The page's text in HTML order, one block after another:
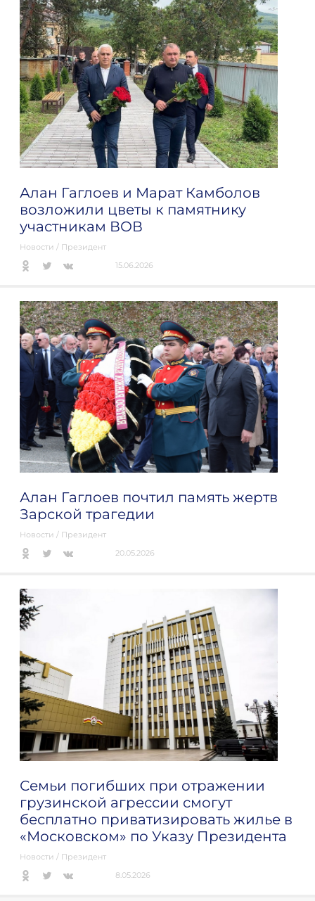
Алан Гаглоев и Марат Камболов
возложили цветы к памятнику
участникам ВОВ
Новости / Президент
15.06.2026
Алан Гаглоев почтил память жертв
Зарской трагедии
Новости / Президент
20.05.2026
Семьи погибших при отражении
грузинской агрессии смогут
бесплатно приватизировать жилье в
«Московском» по Указу Президента
Новости / Президент
8.05.2026